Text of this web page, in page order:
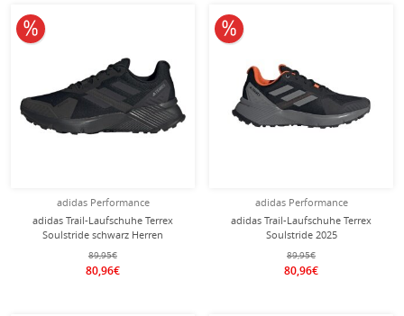
adidas Performance
adidas Trail-Laufschuhe Terrex
Soulstride schwarz Herren
89,95€
80,96€
10% reduziert
adidas Performance
adidas Trail-Laufschuhe Terrex
Soulstride 2025
schwarz/grau/orange Herren
89,95€
80,96€
10% reduziert